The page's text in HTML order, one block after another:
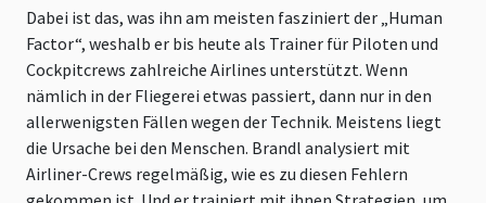
Dabei ist das, was ihn am meisten fasziniert der „Human
Factor“, weshalb er bis heute als Trainer für Piloten und
Cockpitcrews zahlreiche Airlines unterstützt. Wenn
nämlich in der Fliegerei etwas passiert, dann nur in den
allerwenigsten Fällen wegen der Technik. Meistens liegt
die Ursache bei den Menschen. Brandl analysiert mit
Airliner-Crews regelmäßig, wie es zu diesen Fehlern